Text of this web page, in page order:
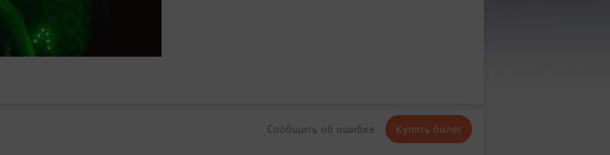
Сообщить об ошибке Купить билет